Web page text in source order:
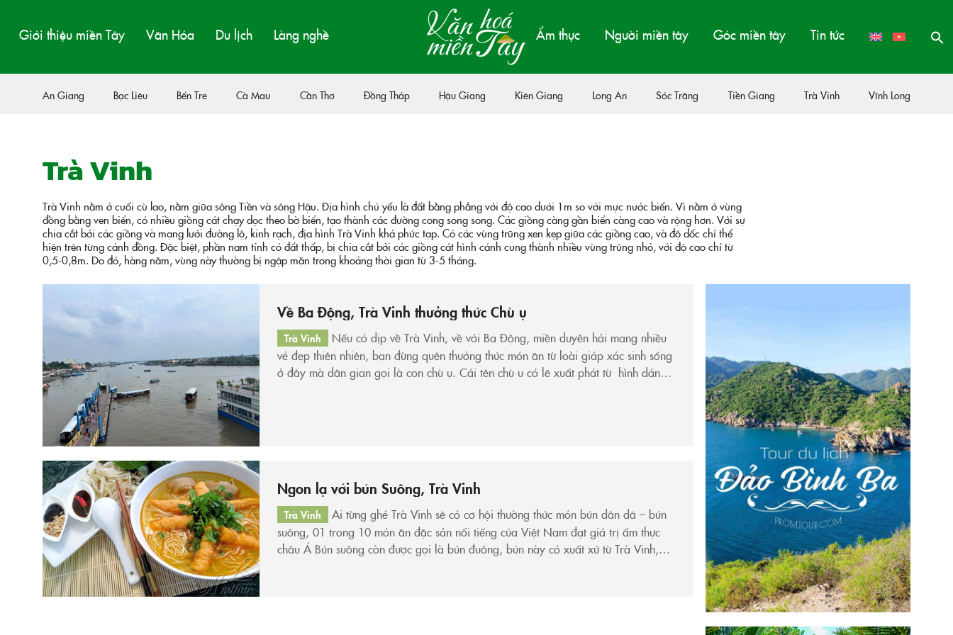
Giới thiệu miền Tây Văn Hóa Du lịch Làng nghề Ẩm thực Người miền tây Góc miền tây Tin tức
An Giang Bạc Liêu Bến Tre Cà Mau Cần Thơ Đồng Tháp Hậu Giang Kiên Giang Long An Sóc Trăng Tiền Giang Trà Vinh Vĩnh Long
Trà Vinh
Trà Vinh nằm ở cuối cù lao, nằm giữa sông Tiền và sông Hậu. Địa hình chủ yếu là đất bằng phẳng với độ cao dưới 1m so với mực nước biển. Vì nằm ở vùng
đồng bằng ven biển, có nhiều giồng cát chạy dọc theo bờ biển, tạo thành các đường cong song song. Các giồng càng gần biển càng cao và rộng hơn. Với sự
chia cắt bởi các giồng và mạng lưới đường lộ, kinh rạch, địa hình Trà Vinh khá phức tạp. Có các vùng trũng xen kẹp giữa các giồng cao, và độ dốc chỉ thể
hiện trên từng cánh đồng. Đặc biệt, phần nam tỉnh có đất thấp, bị chia cắt bởi các giồng cát hình cánh cung thành nhiều vùng trũng nhỏ, với độ cao chỉ từ
0,5-0,8m. Do đó, hàng năm, vùng này thường bị ngập mặn trong khoảng thời gian từ 3-5 tháng.
Về Ba Động, Trà Vinh thưởng thức Chù ụ
Trà Vinh
Nếu có dịp về Trà Vinh, về với Ba Động, miền duyên hải mang nhiều
vẻ đẹp thiên nhiên, bạn đừng quên thưởng thức món ăn từ loài giáp xác sinh sống
ở đây mà dân gian gọi là con chù ụ. Cái tên chù u có lẽ xuất phát từ hình dáng
Ngon lạ với bún Suông, Trà Vinh
Trà Vinh
Ai từng ghé Trà Vinh sẽ có cơ hội thường thức món bún dân dã – bún
suông, 01 trong 10 món ăn đặc sản nổi tiếng của Việt Nam đạt giá trị ẩm thực
châu Á Bún suông còn được gọi là bún đuông, bún này có xuất xứ từ Trà Vinh,